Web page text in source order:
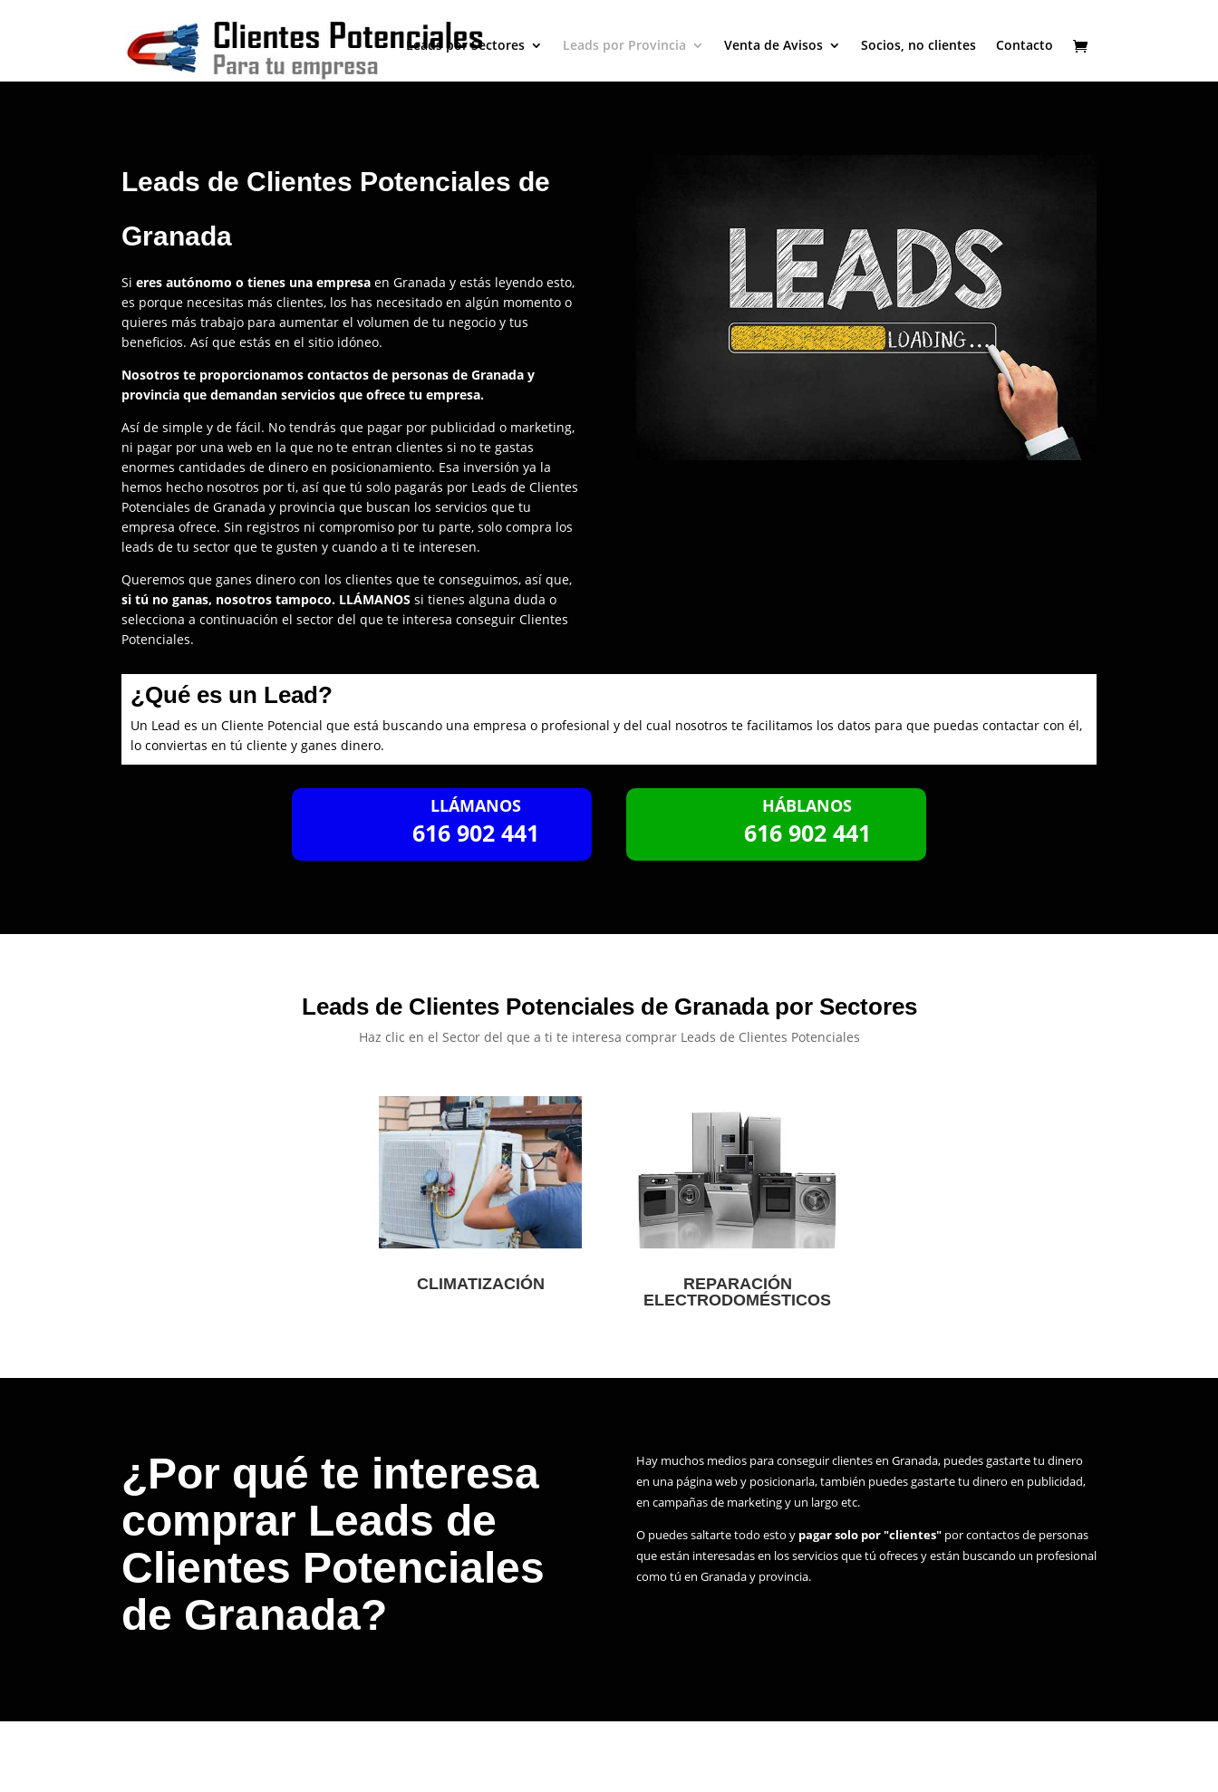
Leads por Sectores Leads por Provincia Venta de Avisos Socios, no clientes Contacto
Leads de Clientes Potenciales de
Granada
Sieres autónomo o tienes una empresaen Granada y estás leyendo esto,
es porque necesitas más clientes, los has necesitado en algún momento o
quieres más trabajo para aumentar el volumen de tu negocio y tus
beneficios. Así que estás en el sitio idóneo.
Nosotros te proporcionamos contactos de personas de Granada y
provincia que demandan servicios que ofrece tu empresa.
Así de simple y de fácil. No tendrás que pagar por publicidad o marketing,
ni pagar por una web en la que no te entran clientes si no te gastas
enormes cantidades de dinero en posicionamiento. Esa inversión ya la
hemos hecho nosotros por ti, así que tú solo pagarás por Leads de Clientes
Potenciales de Granada y provincia que buscan los servicios que tu
empresa ofrece. Sin registros ni compromiso por tu parte, solo compra los
leads de tu sector que te gusten y cuando a ti te interesen.
Queremos que ganes dinero con los clientes que te conseguimos, así que,
si tú no ganas, nosotros tampoco. LLÁMANOS si tienes alguna duda o
selecciona a continuación el sector del que te interesa conseguir Clientes
Potenciales.
¿Qué es un Lead?
Un Lead es un Cliente Potencial que está buscando una empresa o profesional y del cual nosotros te facilitamos los datos para que puedas contactar con él,
lo conviertas en tú cliente y ganes dinero.
LLÁMANOS
616 902 441
HÁBLANOS
616 902 441
Leads de Clientes Potenciales de Granada por Sectores
Haz clic en el Sector del que a ti te interesa comprar Leads de Clientes Potenciales
CLIMATIZACIÓN
REPARACIÓN
ELECTRODOMÉSTICOS
¿Por qué te interesa
comprar Leads de
Clientes Potenciales
de Granada?
Hay muchos medios para conseguir clientes en Granada, puedes gastarte tu dinero
en una página web y posicionarla, también puedes gastarte tu dinero en publicidad,
en campañas de marketing y un largo etc.
O puedes saltarte todo esto y pagar solo por "clientes"por contactos de personas
que están interesadas en los servicios que tú ofreces y están buscando un profesional
como tú en Granada y provincia.